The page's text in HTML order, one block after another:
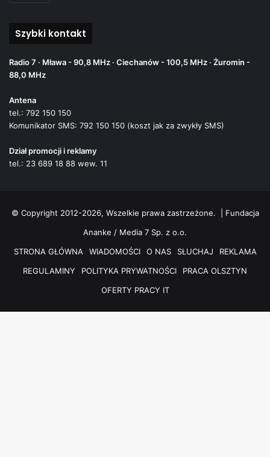
Szybki kontakt
Radio 7 · Mława - 90,8 MHz · Ciechanów - 100,5 MHz · Żuromin -
88,0 MHz
Antena
tel.: 792 150 150
Komunikator SMS: 792 150 150 (koszt jak za zwykły SMS)
Dział promocji i reklamy
tel.: 23 689 18 88 wew. 11
© Copyright 2012-2026, Wszelkie prawa zastrzeżone. | Fundacja
Ananke / Media 7 Sp. z o.o.
STRONA GŁÓWNA
WIADOMOŚCI O NAS SŁUCHAJ
REKLAMA
REGULAMINY
POLITYKA PRYWATNOŚCI
PRACA OLSZTYN
OFERTY PRACY IT